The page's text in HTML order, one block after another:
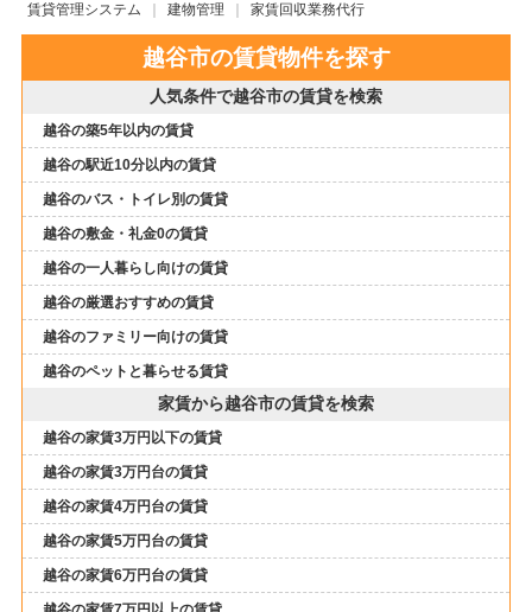
賃貸管理システム
建物管理 家賃回収業務代行
越谷市の賃貸物件を探す
人気条件で越谷市の賃貸を検索
越谷の築5年以内の賃貸
越谷の駅近10分以内の賃貸
越谷のバス・トイレ別の賃貸
越谷の敷金・礼金0の賃貸
越谷の一人暮らし向けの賃貸
越谷の厳選おすすめの賃貸
越谷のファミリー向けの賃貸
越谷のペットと暮らせる賃貸
家賃から越谷市の賃貸を検索
越谷の家賃3万円以下の賃貸
越谷の家賃3万円台の賃貸
越谷の家賃4万円台の賃貸
越谷の家賃5万円台の賃貸
越谷の家賃6万円台の賃貸